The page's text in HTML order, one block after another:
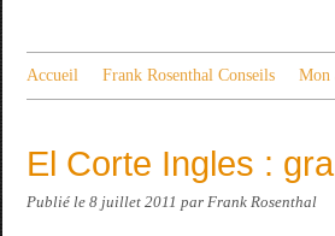
Accueil Frank Rosenthal Conseils Mon
El Corte Ingles :
Publié le 8 juillet 2011 par Frank Rosenthal